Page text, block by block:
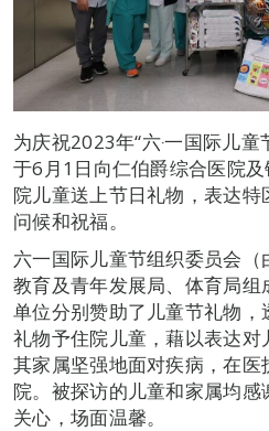
为庆祝2023年“六‧一国际儿
于6月1日向仁伯爵综合医院
院儿童送上节日礼物，表达特
问候和祝福。
六一国际儿童节组织委员会（
教育及青年发展局、体育局
单位分别赞助了儿童节礼物
礼物予住院儿童，藉以表达对
其家属坚强地面对疾病，在
院。被探访的儿童和家属均
关心，场面温馨。